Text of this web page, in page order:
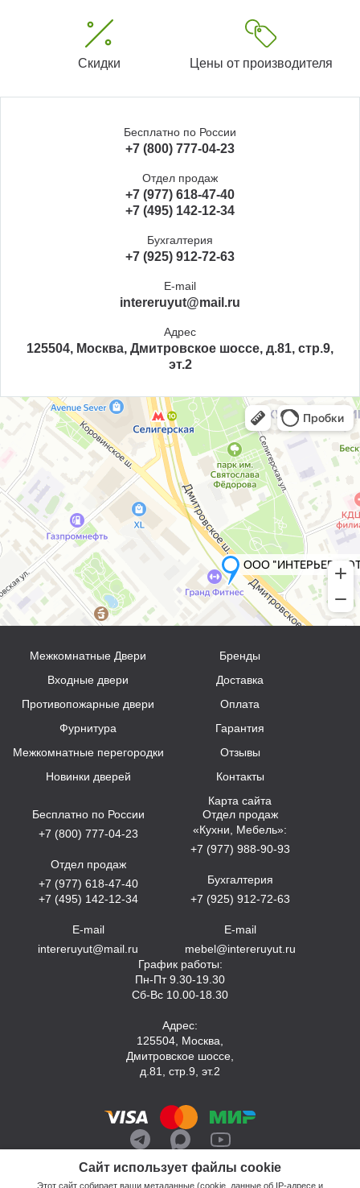
Скидки Цены от производителя
Бесплатно по России
+7 (800) 777-04-23
Отдел продаж
+7 (977) 618-47-40
+7 (495) 142-12-34
Бухгалтерия
+7 (925) 912-72-63
E-mail
intereruyut@mail.ru
Адрес
125504, Москва, Дмитровское шоссе, д.81, стр.9,
эт.2
Сайт использует файлы cookie
Этот сайт собирает ваши метаданные (cookie, данные об IP-адресе и
Межкомнатные Двери
Входные двери
Противопожарные двери
Фурнитура
Межкомнатные перегородки
Новинки дверей
Бренды
Доставка
Оплата
Гарантия
Отзывы
Контакты
Карта сайта
Бесплатно по России
+7 (800) 777-04-23
Отдел продаж
+7 (977) 618-47-40
+7 (495) 142-12-34
E-mail
intereruyut@mail.ru
Отдел продаж
«Кухни, Мебель»:
+7 (977) 988-90-93
Бухгалтерия
+7 (925) 912-72-63
E-mail
mebel@intereruyut.ru
График работы:
Пн-Пт 9.30-19.30
Сб-Вс 10.00-18.30
Адрес:
125504, Москва,
Дмитровское шоссе,
д.81, стр.9, эт.2